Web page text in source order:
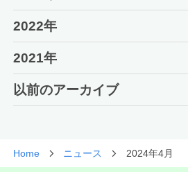
2022年
2021年
以前のアーカイブ
Home ニュース 2024年4月